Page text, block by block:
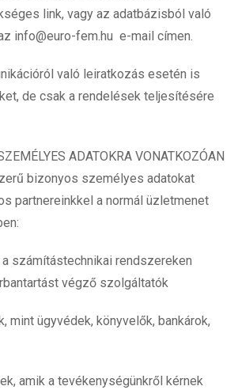
link, vagy az adatbázisból való
info@euro-fem.hu e-mail címen.
való leiratkozás esetén is
de csak a rendelések teljesítésére
ADATOKRA VONATKOZÓAN
bizonyos személyes adatokat
partnereinkkel a normál üzletmenet
számítástechnikai rendszereken
végző szolgáltatók
mint ügyvédek, könyvelők, bankárok,
amik a tevékenységünkről kérnek